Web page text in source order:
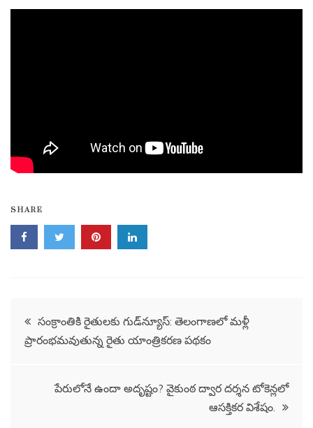
SHARE
Post
navigation
సంక్రాంతికి రైతులకు గుడ్‌న్యూస్: తెలంగాణలో మళ్లీ
ప్రారంభమవుతున్న రైతు యాంత్రికరణ పథకం
పేరులోనే ఉందా అదృష్టం? వైకుంఠ ద్వార దర్శన టోకెన్లలో
ఆసక్తికర విశేషం.